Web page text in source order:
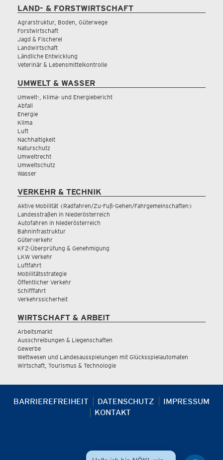
LAND- & FORSTWIRTSCHAFT
Agrarstruktur, Boden, Güterwege
Forstwirtschaft
Jagd & Fischerei
Landwirtschaft
Ländliche Entwicklung
Veterinär & Lebensmittelkontrolle
UMWELT & WASSER
Umwelt-, Klima- und Energiebericht
Abfall
Energie
Klima
Luft
Nachhaltigkeit
Naturschutz
Umweltrecht
Umweltschutz
Wasser
VERKEHR & TECHNIK
Aktive Mobilität (Radfahren/Zu-Fuß-Gehen/Fahrgemeinschaften)
Landesstraßen in Niederösterreich
Autofahren in Niederösterreich
Bahninfrastruktur
Güterverkehr
KFZ-Überprüfung & Genehmigung
LKW Verkehr
Luftfahrt
Mobilitätsstrategie
Öffentlicher Verkehr
Schifffahrt
Verkehrssicherheit
WIRTSCHAFT & ARBEIT
Arbeitsmarkt
Ausschreibungen & Liegenschaften
Gewerbe
Wettwesen und Landesausspielungen mit Glücksspielautomaten
Wirtschaft, Tourismus & Technologie
BARRIEREFREIHEIT DATENSCHUTZ
IMPRESSUM
KONTAKT